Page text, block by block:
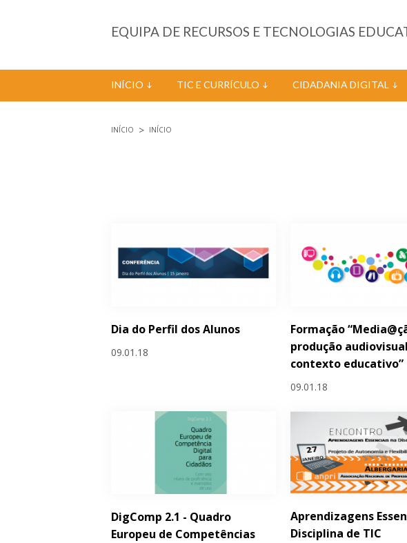
EQUIPA DE RECURSOS E TECNOLOGIAS
INÍCIO TIC E CURRÍCULO CIDADANIA DIGITAL
INÍCIO INÍCIO
Dia do Perfil dos Alunos
09.01.18
Formação
produção
contexto educativo”
09.01.18
DigComp 2.1 - Quadro
Europeu de Competências
Aprendizagens
Disciplina de TIC
Páginas